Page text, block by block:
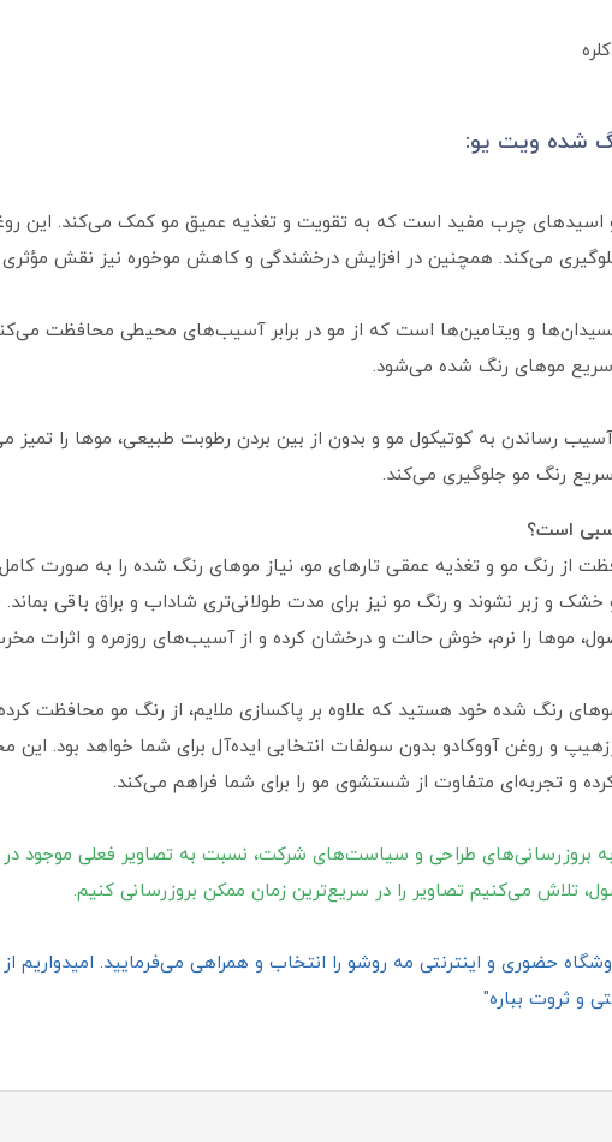
شده ویت یو:
اسیدهای چرب مفید است که به تقویت و تغذیه عمیق مو کمک می‌کند. این
می‌کند. همچنین در افزایش درخشندگی و کاهش موخوره نیز نقش مؤثری
و ویتامین‌ها است که از مو در برابر آسیب‌های محیطی محافظت
موهای رنگ شده می‌شود.
رساندن به کوتیکول مو و بدون از بین بردن رطوبت طبیعی، موها را تمیز
رنگ مو جلوگیری می‌کند.
است؟
از رنگ مو و تغذیه عمقی تارهای مو، نیاز موهای رنگ شده را به صورت
زبر نشوند و رنگ مو نیز برای مدت طولانی‌تری شاداب و براق باقی بماند.
موها را نرم، خوش حالت و درخشان کرده و از آسیب‌های روزمره و اثرات
رنگ شده خود هستید که علاوه بر پاکسازی ملایم، از رنگ مو محافظت
و روغن آووکادو بدون سولفات انتخابی ایده‌آل برای شما خواهد بود. این
و تجربه‌ای متفاوت از شستشوی مو را برای شما فراهم می‌کند.
بروزرسانی‌های طراحی و سیاست‌های شرکت، نسبت به تصاویر فعلی موجود
تلاش می‌کنیم تصاویر را در سریع‌ترین زمان ممکن بروزرسانی کنیم.
حضوری و اینترنتی مه روشو را انتخاب و همراهی می‌فرمایید. امیدواریم از
و ثروت بباره"